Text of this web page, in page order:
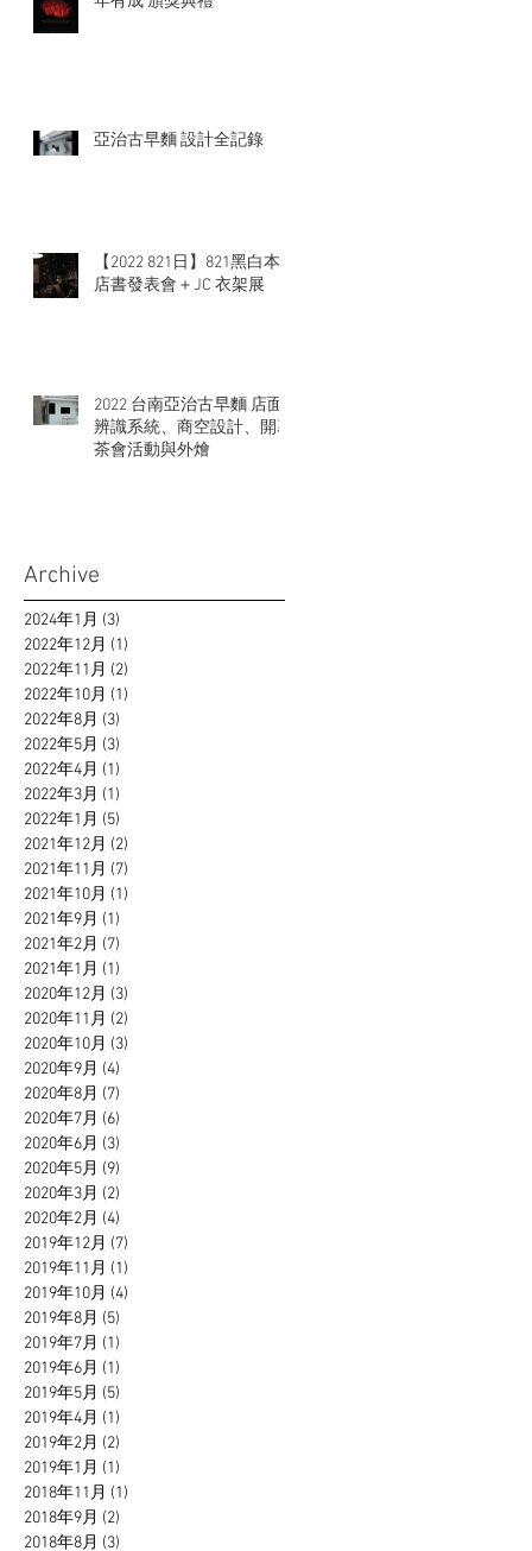
亞治古早麵 設計全記錄
【2022 821日】821黑白本
店書發表會＋JC 衣架展
2022 台南亞治古早麵 店面
辨識系統、商空設計、開幕
茶會活動與外燴
Archive
2024年1月 (3)
2022年12月 (1)
2022年11月 (2)
2022年10月 (1)
2022年8月 (3)
2022年5月 (3)
2022年4月 (1)
2022年3月 (1)
2022年1月 (5)
2021年12月 (2)
2021年11月 (7)
2021年10月 (1)
2021年9月 (1)
2021年2月 (7)
2021年1月 (1)
2020年12月 (3)
2020年11月 (2)
2020年10月 (3)
2020年9月 (4)
2020年8月 (7)
2020年7月 (6)
2020年6月 (3)
2020年5月 (9)
2020年3月 (2)
2020年2月 (4)
2019年12月 (7)
2019年11月 (1)
2019年10月 (4)
2019年8月 (5)
2019年7月 (1)
2019年6月 (1)
2019年5月 (5)
2019年4月 (1)
2019年2月 (2)
2019年1月 (1)
2018年11月 (1)
2018年9月 (2)
2018年8月 (3)